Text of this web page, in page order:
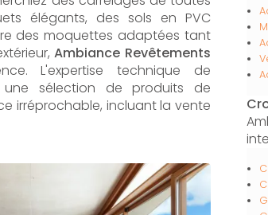
élégants, des sols en PVC
des moquettes adaptées tant
Ambiance Revêtements
L'expertise technique de
sélection de produits de
irréprochable, incluant la vente